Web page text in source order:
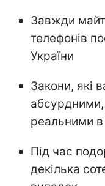
Завжди
телефонів
України
Закони, які
реальними в
Під час
декілька